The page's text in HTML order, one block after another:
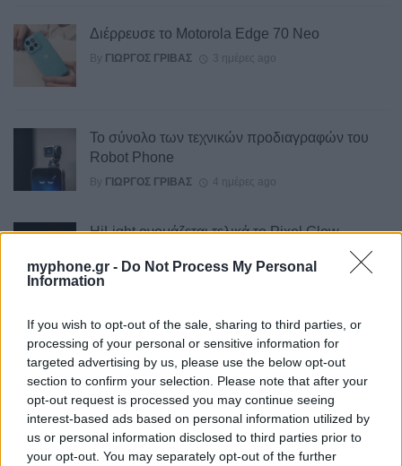
myphone.gr - Do Not Process My Personal
Information
If you wish to opt-out of the sale, sharing to third parties, or
processing of your personal or sensitive information for
targeted advertising by us, please use the below opt-out
section to confirm your selection. Please note that after your
opt-out request is processed you may continue seeing
interest-based ads based on personal information utilized by
us or personal information disclosed to third parties prior to
your opt-out. You may separately opt-out of the further
Διέρρευσε το Motorola Edge 70 Neo
By ΓΙΏΡΓΟΣ ΓΡΊΒΑΣ 3 ημέρες ago
Το σύνολο των τεχνικών προδιαγραφών του
Robot Phone
By ΓΙΏΡΓΟΣ ΓΡΊΒΑΣ 4 ημέρες ago
HiLight ονομάζεται τελικά το Pixel Glow
Σε εντυπωσιακή απόχρωση “Dune” το Pixel 11
Pro XL
ByΓΙΏΡΓΟΣ ΓΡΊΒΑΣ 5 ημέρες ago
Motorola: ετοιμάζει δυναμική επιστροφή στα
smartwatches